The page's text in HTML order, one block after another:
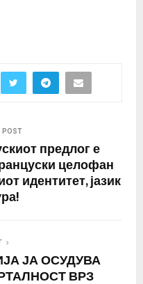
POST
предлог е
целофан
идентитет, јазик
ЈА ОСУДУВА
ВРЗ